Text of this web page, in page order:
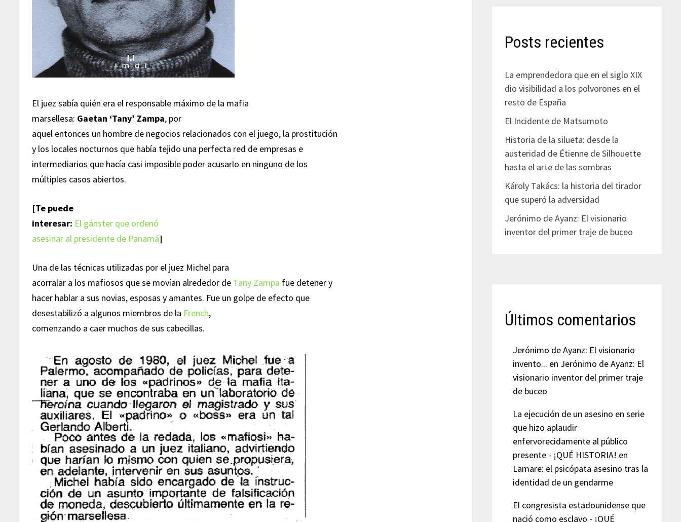
El juez sabía quién era el responsable máximo de la mafia
marsellesa: Gaetan ‘Tany’ Zampa, por
aquel entonces un hombre de negocios relacionados con el juego, la prostitución
y los locales nocturnos que había tejido una perfecta red de empresas e
intermediarios que hacía casi imposible poder acusarlo en ninguno de los
múltiples casos abiertos.
[Te puede
interesar: El gánster que ordenó
asesinar al presidente de Panamá]
Una de las técnicas utilizadas por el juez Michel para
acorralar a los mafiosos que se movían alrededor de Tany Zampa fue detener y
hacer hablar a sus novias, esposas y amantes. Fue un golpe de efecto que
desestabilizó a algunos miembros de la French,
comenzando a caer muchos de sus cabecillas.
Posts recientes
La emprendedora que en el siglo XIX
dio visibilidad a los polvorones en el
resto de España
El Incidente de Matsumoto
Historia de la silueta: desde la
austeridad de Étienne de Silhouette
hasta el arte de las sombras
Károly Takács: la historia del tirador
que superó la adversidad
Jerónimo de Ayanz: El visionario
inventor del primer traje de buceo
Últimos comentarios
Jerónimo de Ayanz: El visionario
invento... en Jerónimo de Ayanz: El
visionario inventor del primer traje
de buceo
La ejecución de un asesino en serie
que hizo aplaudir
enfervorecidamente al público
presente - ¡QUÉ HISTORIA! en
Lamare: el psicópata asesino tras la
identidad de un gendarme
El congresista estadounidense que
nació como esclavo - ¡QUÉ